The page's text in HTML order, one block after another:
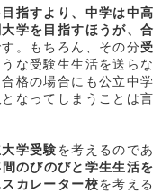
指すより、中学は中高
学を目指すほうが、合
。もちろん、その分受
な受験生生活を送らな
格の場合にも公立中学
となってしまうことは言
学受験を考えるのであ
間のびのびと学生生活を
カレーター校を考える